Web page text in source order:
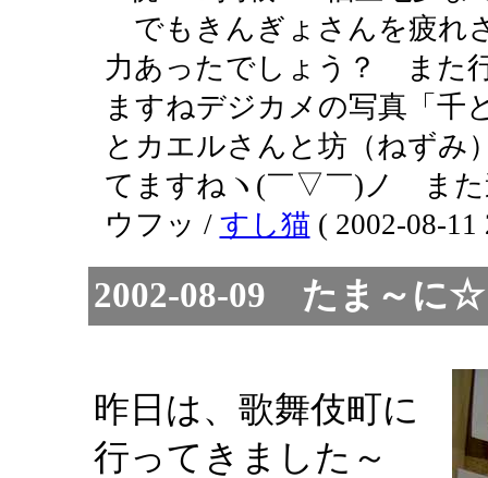
でもきんぎょさんを疲れ
力あったでしょう？ ま
ますねデジカメの写真「千
とカエルさんと坊（ねずみ
てますねヽ(￣▽￣)ノ また
ウフッ / すし猫 ( 2002-08-11
2002-08-09 たま～
昨日は、歌舞伎町に
行ってきました～